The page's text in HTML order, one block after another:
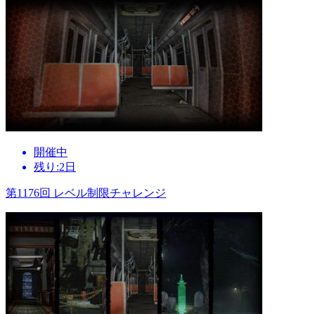
開催中
残り:2日
第1176回 レベル制限チャレンジ